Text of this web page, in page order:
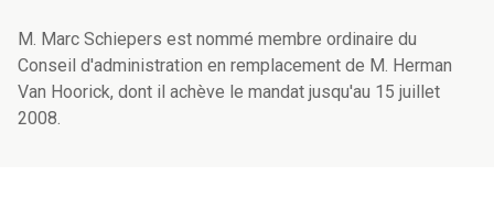
M. Marc Schiepers est nommé membre ordinaire du
Conseil d'administration en remplacement de M. Herman
Van Hoorick, dont il achève le mandat jusqu'au 15 juillet
2008.